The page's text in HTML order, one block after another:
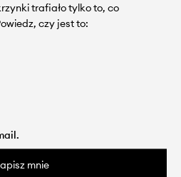
trafiało tylko to, co
czy jest to:
mnie